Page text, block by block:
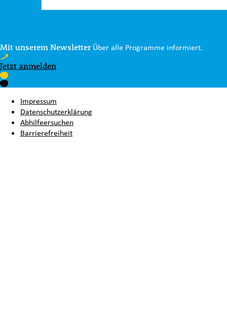
Mit unserem Newsletter Über alle Programme informiert.
Jetzt anmelden
Impressum
Datenschutzerklärung
Abhilfeersuchen
Barrierefreiheit